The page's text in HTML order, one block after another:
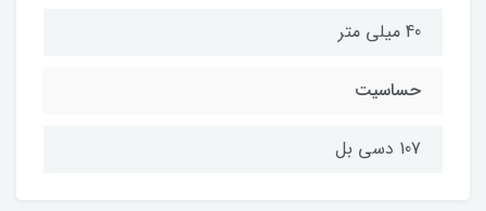
40 میلی متر
حساسیت
107 دسی بل